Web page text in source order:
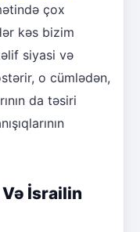
çox
kəs bizim
siyasi və
o cümlədən,
da təsiri
Və İsrailin